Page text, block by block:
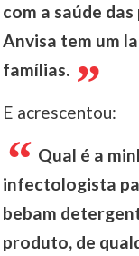
com a saúde
Anvisa tem um
famílias.
E acrescentou:
Qual é a
infectologista
bebam
produto, de